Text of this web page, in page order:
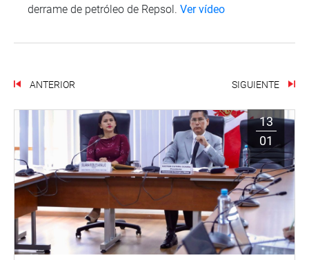
derrame de petróleo de Repsol. Ver vídeo
ANTERIOR SIGUIENTE
13
01